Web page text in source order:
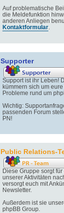
Auf problematische
die Meldefunktion
anderen Anliegen
Kontaktformular.
Supporter
Support ist ihr Leben!
kümmern sich um
Probleme rund um
Wichtig:
passenden Forum
PN!
Public Relations-
Diese Gruppe sorgt
unserer Aktivitäten
versorgt euch mit
Newsletter.
Außerdem ist sie
phpBB Group.